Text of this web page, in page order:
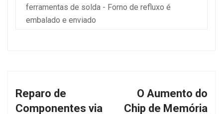
ferramentas de solda - Forno de refluxo é
embalado e enviado
Reparo de
Componentes via
O Aumento do
Chip de Memória